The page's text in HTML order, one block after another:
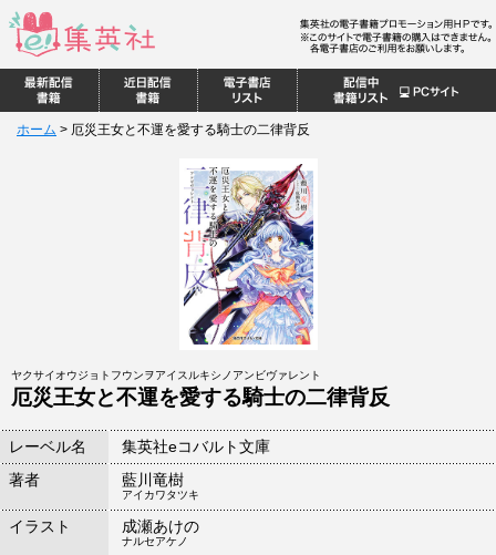
ホーム > 厄災王女と不運を愛する騎士の二律背反
ヤクサイオウジョトフウンヲアイスルキシノアンビヴァレント
厄災王女と不運を愛する騎士の二律背反
レーベル名
集英社eコバルト文庫
著者
藍川竜樹
アイカワタツキ
イラスト 成瀬あけの
ナルセアケノ